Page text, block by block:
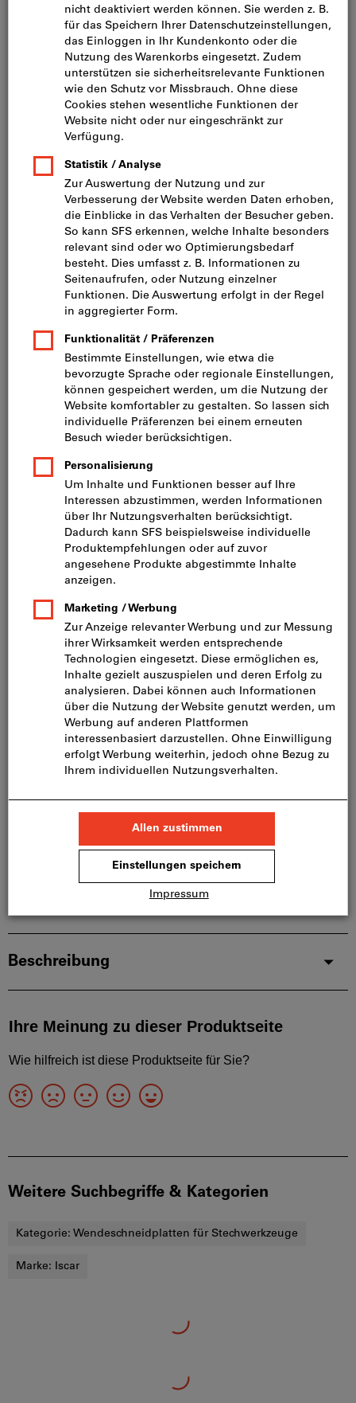
Bild zum Vergrößern anklicken
Preis pro 1 Stück
inkl. MwSt. zzgl. Versandkosten
Netto: CHF 61.70
Mindestbestellmenge: 10 Stück
Bestellschritt: 10 Stück
In den Warenkorb
Lieferung in 3 - 4 Arbeitstagen
Bitte beachten Sie die Lieferzeit und eingeschränkte
Beratung:
Diesen Artikel bestellen wir für Sie direkt beim
Hersteller, da er nicht Bestandteil unseres
Artikel merken Artikel teilen
Beschreibung
Weitere Suchbegriffe & Kategorien
Kategorie: Wendeschneidplatten für Stechwerkzeuge
Marke: Iscar